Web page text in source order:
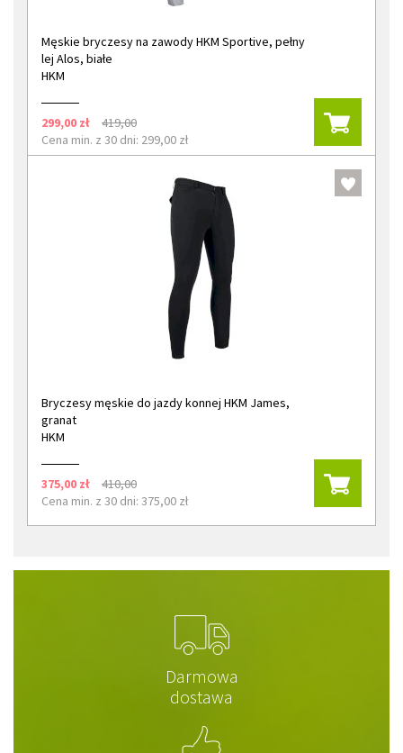
Męskie bryczesy na zawody HKM Sportive, pełny
lej Alos, białe
HKM
299,00 zł
419,00
Cena min. z 30 dni: 299,00 zł
Bryczesy męskie do jazdy konnej HKM James,
granat
HKM
375,00 zł
410,00
Cena min. z 30 dni: 375,00 zł
Darmowa
dostawa